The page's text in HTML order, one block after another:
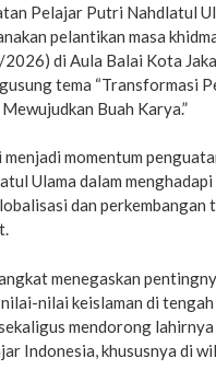
Pelajar Putri Nahdlatul
pelantikan masa
di Aula Balai Kota
tema “Transformasi
Buah Karya.”
momentum
Ulama dalam
dan
menegaskan
nilai keislaman di
mendorong
Indonesia, khususnya di